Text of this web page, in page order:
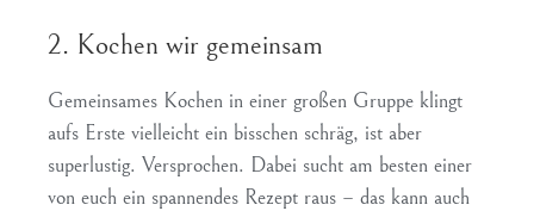
2. Kochen wir gemeinsam
Gemeinsames Kochen in einer großen Gruppe klingt
aufs Erste vielleicht ein bisschen schräg, ist aber
superlustig. Versprochen. Dabei sucht am besten einer
von euch ein spannendes Rezept raus – das kann auch